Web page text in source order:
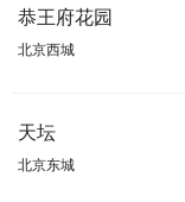
恭王府花园
北京西城
天坛
北京东城